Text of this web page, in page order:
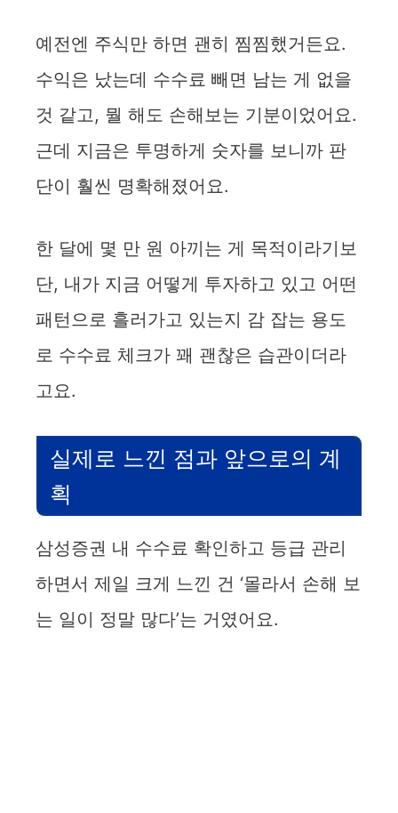
예전엔 주식만 하면 괜히 찜찜했거든요.
수익은 났는데 수수료 빼면 남는 게 없을
것 같고, 뭘 해도 손해보는 기분이었어요.
근데 지금은 투명하게 숫자를 보니까 판
단이 훨씬 명확해졌어요.
한 달에 몇 만 원 아끼는 게 목적이라기보
단, 내가 지금 어떻게 투자하고 있고 어떤
패턴으로 흘러가고 있는지 감 잡는 용도
로 수수료 체크가 꽤 괜찮은 습관이더라
고요.
실제로 느낀 점과 앞으로의 계
획
삼성증권 내 수수료 확인하고 등급 관리
하면서 제일 크게 느낀 건 ‘몰라서 손해 보
는 일이 정말 많다’는 거였어요.